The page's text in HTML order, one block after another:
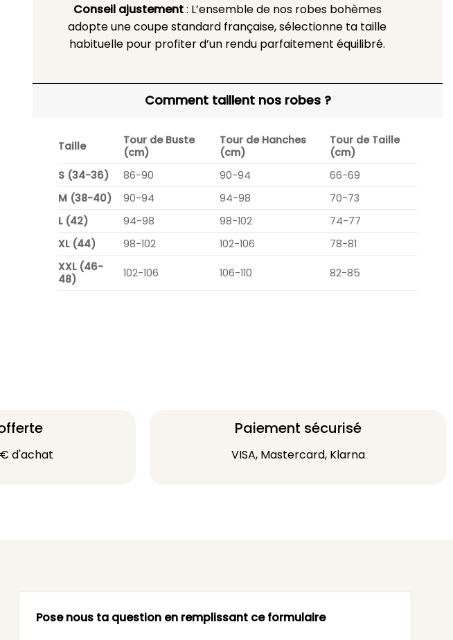
Conseil ajustement: L’ensemble de nos robes bohèmes
adopte une coupe standard française, sélectionne ta taille
habituelle pour profiter d’un rendu parfaitement équilibré.
Comment taillent nos robes ?
Taille
Tour de Buste
(cm)
Tour de Hanches
(cm)
Tour de Taille
(cm)
S (34-36)
86-90 90-94
66-69
M (38-40)
90-94 94-98
70-73
L (42)
94-98 98-102
74-77
XL (44)
98-102 102-106
78-81
XXL (46-
48)
102-106 106-110 82-85
d'achat
Paiement sécurisé
VISA, Mastercard, Klarna
Pose nous ta question en remplissant ce formulaire